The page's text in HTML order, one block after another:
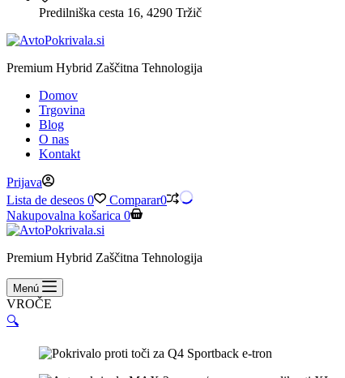
Predilniška cesta 16, 4290 Tržič
Premium Hybrid Zaščitna Tehnologija
Domov
Trgovina
Blog
O nas
Kontakt
Prijava
Lista de deseos 0 Comparar0
Nakupovalna košarica 0
Premium Hybrid Zaščitna Tehnologija
Menú
VROČE
🔍